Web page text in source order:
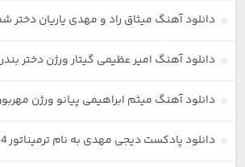
دانلود آهنگ میثاق راد و مهدی یاریان دختر
دانلود آهنگ امیر عظیمی گیتار ورژن دختر بندر
دانلود آهنگ میثم ابراهیمی پیانو ورژن
دانلود پادکست دیجی مهدی به نام ترمیناتور 4